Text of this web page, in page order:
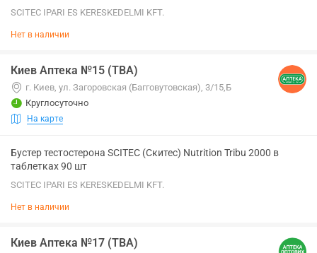
SCITEC IPARI ES KERESKEDELMI KFT.
Нет в наличии
Киев Аптека №15 (ТВА)
г. Киев, ул. Загоровская (Багговутовская), 3/15,Б
Круглосуточно
На карте
Бустер тестостерона SCITEC (Скитес) Nutrition Tribu 2000 в
таблетках 90 шт
SCITEC IPARI ES KERESKEDELMI KFT.
Нет в наличии
Киев Аптека №17 (ТВА)